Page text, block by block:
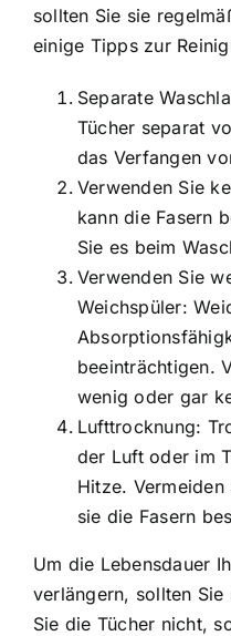
sollten Sie sie
einige Tipps zur
Separate
Tücher separat
das Verfangen
Verwenden Sie
kann die Fasern
Sie es beim
Verwenden Sie
Weichspüler:
beeinträchtigen.
wenig oder gar
Lufttrocknung:
der Luft oder im
Hitze. Vermeiden
sie die Fasern
Um die Lebensdauer
verlängern, sollten
Sie die Tücher nicht,